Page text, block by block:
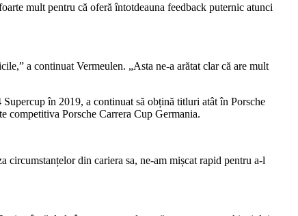
mult pentru că oferă întotdeauna feedback puternic atunci
a continuat Vermeulen. „Asta ne-a arătat clar că are mult
în 2019, a continuat să obțină titluri atât în Porsche
competitiva Porsche Carrera Cup Germania.
din cariera sa, ne-am mișcat rapid pentru a-l